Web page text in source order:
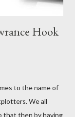
Hook
to the name of
We all
that then by having